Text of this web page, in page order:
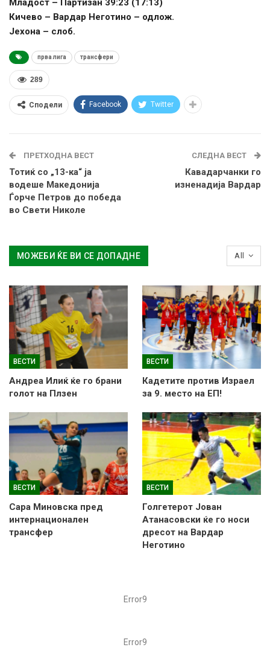
Младост – Партизан 39:23 (17:13)
Кичево – Вардар Неготино – одлож.
Јехона – слоб.
прва лига трансфери
289
Сподели Facebook Twitter
ПРЕТХОДНА ВЕСТ
Тотиќ со „13-ка“ ја
водеше Македонија
Ѓорче Петров до победа
во Свети Николе
СЛЕДНА ВЕСТ
Кавадарчанки го
изненадија Вардар
All
МОЖЕБИ ЌЕ ВИ СЕ ДОПАДНЕ
ВЕСТИ
Андреа Илиќ ќе го брани
голот на Плзен
ВЕСТИ
Кадетите против Израел
за 9. место на ЕП!
ВЕСТИ
Сара Миновска пред
интернационален
трансфер
ВЕСТИ
Голгетерот Јован
Атанасовски ќе го носи
дресот на Вардар
Неготино
Error9
Error9